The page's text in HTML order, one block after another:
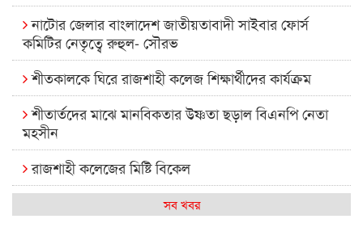
নাটোর জেলার বাংলাদেশ জাতীয়তাবাদী সাইবার ফোর্স
কমিটির নেতৃত্বে রুহুল- সৌরভ
শীতকালকে ঘিরে রাজশাহী কলেজ শিক্ষার্থীদের কার্যক্রম
শীতার্তদের মাঝে মানবিকতার উষ্ণতা ছড়াল বিএনপি নেতা
মহসীন
রাজশাহী কলেজের মিষ্টি বিকেল
কেমন আছে আমাদের দেশের মধ্যবিত্তরা
সব খবর